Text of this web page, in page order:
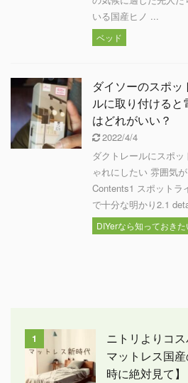
いる国産ヒノ ...
ベッド
ダイソーのスポ
ルに取り付けると
はどれがいい？
2022/4/4
ダクトレールにスポ
ゃれにしたい 雰囲気
Contents1 スポットラ
で十分な明かり2.1
DIYerなら知っておきた
1
ニトリよりコ
マットレス国
時に絶対見て】